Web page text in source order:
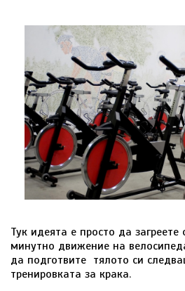
Тук идеята е просто да
минутно движение на
да подготвите тялото си
тренировката за крака.